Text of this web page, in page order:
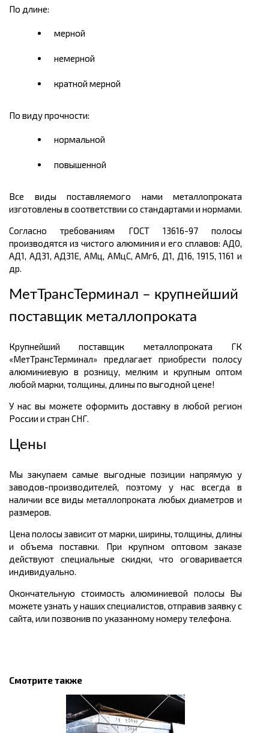
По длине:
мерной
немерной
кратной мерной
По виду прочности:
нормальной
повышенной
Все виды поставляемого нами металлопроката
изготовлены в соответствии со стандартами и нормами.
Согласно требованиям ГОСТ 13616-97 полосы
производятся из чистого алюминия и его сплавов: АД0,
АД1, АД31, АД31Е, АМц, АМцС, АМг6, Д1, Д16, 1915, 1161 и
др.
МетТрансТерминал – крупнейший
поставщик металлопроката
Крупнейший поставщик металлопроката ГК
«МетТрансТерминал» предлагает приобрести полосу
алюминиевую в розницу, мелким и крупным оптом
любой марки, толщины, длины по выгодной цене!
У нас вы можете оформить доставку в любой регион
России и стран СНГ.
Цены
Мы закупаем самые выгодные позиции напрямую у
заводов-производителей, поэтому у нас всегда в
наличии все виды металлопроката любых диаметров и
размеров.
Цена полосы зависит от марки, ширины, толщины, длины
и объема поставки. При крупном оптовом заказе
действуют специальные скидки, что оговаривается
индивидуально.
Окончательную стоимость алюминиевой полосы Вы
можете узнать у наших специалистов, отправив заявку с
сайта, или позвонив по указанному номеру телефона.
Смотрите также